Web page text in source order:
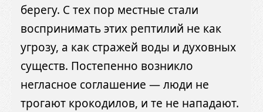
берегу. С тех пор местные стали
воспринимать этих рептилий не как
угрозу, а как стражей воды и духовных
существ. Постепенно возникло
негласное соглашение — люди не
трогают крокодилов, и те не нападают.